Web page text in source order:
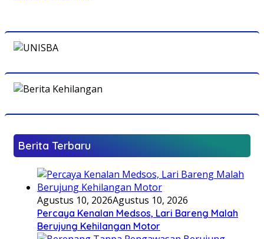
Berita Terbaru
Agustus 10, 2026Agustus 10, 2026
Percaya Kenalan Medsos, Lari Bareng Malah
Berujung Kehilangan Motor